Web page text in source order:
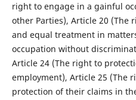
right to engage in a gainful
other Parties), Article 20
and equal treatment in
occupation without
Article 24 (The right to
employment), Article 25 (The
protection of their claims in